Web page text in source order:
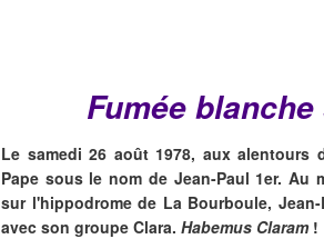
Fumée
Le samedi 26 août 1978, aux
Pape sous le nom de Jean-Paul 1er. Au
sur l'hippodrome de La Bourboule,
avec son groupe Clara. Habemus Claram!